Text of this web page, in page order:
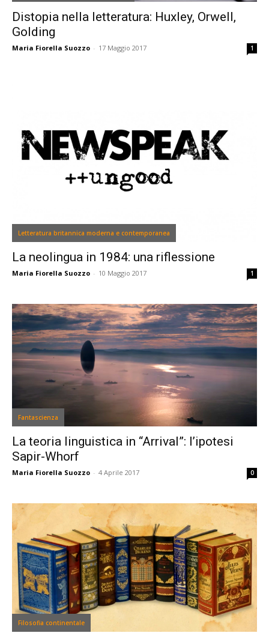
Distopia nella letteratura: Huxley, Orwell,
Golding
Maria Fiorella Suozzo - 17 Maggio 2017 1
Letteratura britannica moderna e contemporanea
La neolingua in 1984: una riflessione
Maria Fiorella Suozzo - 10 Maggio 2017 1
Fantascienza
La teoria linguistica in “Arrival”: l’ipotesi
Sapir-Whorf
Maria Fiorella Suozzo - 4 Aprile 2017 0
Filosofia continentale